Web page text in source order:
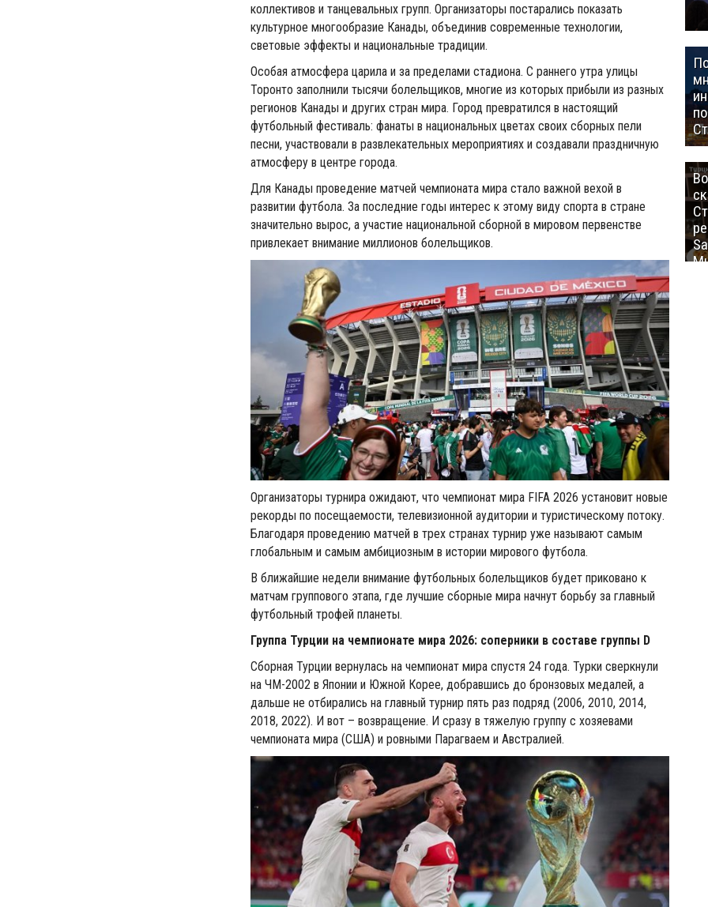
коллективов и танцевальных групп. Организаторы постарались показать
культурное многообразие Канады, объединив современные технологии,
световые эффекты и национальные традиции.
Особая атмосфера царила и за пределами стадиона. С раннего утра улицы
Торонто заполнили тысячи болельщиков, многие из которых прибыли из разных
регионов Канады и других стран мира. Город превратился в настоящий
футбольный фестиваль: фанаты в национальных цветах своих сборных пели
песни, участвовали в развлекательных мероприятиях и создавали праздничную
атмосферу в центре города.
Для Канады проведение матчей чемпионата мира стало важной вехой в
развитии футбола. За последние годы интерес к этому виду спорта в стране
значительно вырос, а участие национальной сборной в мировом первенстве
привлекает внимание миллионов болельщиков.
Организаторы турнира ожидают, что чемпионат мира FIFA 2026 установит новые
рекорды по посещаемости, телевизионной аудитории и туристическому потоку.
Благодаря проведению матчей в трех странах турнир уже называют самым
глобальным и самым амбициозным в истории мирового футбола.
В ближайшие недели внимание футбольных болельщиков будет приковано к
матчам группового этапа, где лучшие сборные мира начнут борьбу за главный
футбольный трофей планеты.
Группа Турции на чемпионате мира 2026: соперники в составе группы D
Сборная Турции вернулась на чемпионат мира спустя 24 года. Турки сверкнули
на ЧМ-2002 в Японии и Южной Корее, добравшись до бронзовых медалей, а
дальше не отбирались на главный турнир пять раз подряд (2006, 2010, 2014,
2018, 2022). И вот – возвращение. И сразу в тяжелую группу с хозяевами
чемпионата мира (США) и ровными Парагваем и Австралией.